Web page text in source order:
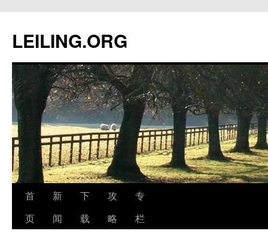
文
LEILING.ORG
首
页
新
闻
下
载
攻
略
专
栏